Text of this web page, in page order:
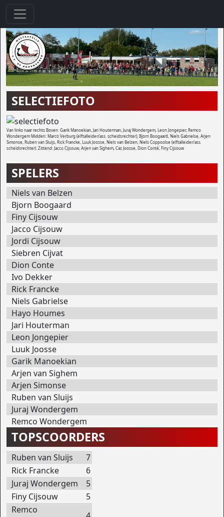
SELECTIEFOTO
Van links naar rechts Boven: Garik Manoekian, Jari Houterman, Juraj Wondergem, Leon Jongepier, Remco
Wondergem Midden: Marco Verburg (elftalleider/ass. scheidsrechter), Bjorn Boogaard, Niels Gabrielse, Arjen
Simonse, Ruben van Sluijs, Rick Francke, Luuk Joosse, Niels van Belzen, Niels Coppoolse (elftalleider/ass.
scheidsrechter). Zittend: Jacco Cijsouw, Arjen van Sighem, Cas Joosse, Dion Conté, Finy Cijsouw
SPELERS
Niels van Belzen
Bjorn Boogaard
Finy Cijsouw
Jacco Cijsouw
Jordi Cijsouw
Siebren Cijvat
Dion Conte
Ivo Dekker
Rick Francke
Niels Gabrielse
Hayo Houmes
Jari Houterman
Leon Jongepier
Luuk Joosse
Garik Manoekian
Arjen van Sighem
Arjen Simonse
Ruben van Sluijs
Juraj Wondergem
Remco Wondergem
TOPSCOORDERS
Ruben van Sluijs
7
Rick Francke
6
Juraj Wondergem
5
Finy Cijsouw
5
Remco